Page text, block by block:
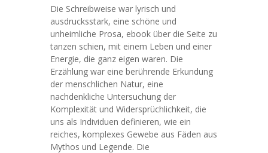
Die Schreibweise war lyrisch und
ausdrucksstark, eine schöne und
unheimliche Prosa, ebook über die Seite zu
tanzen schien, mit einem Leben und einer
Energie, die ganz eigen waren. Die
Erzählung war eine berührende Erkundung
der menschlichen Natur, eine
nachdenkliche Untersuchung der
Komplexität und Widersprüchlichkeit, die
uns als Individuen definieren, wie ein
reiches, komplexes Gewebe aus Fäden aus
Mythos und Legende. Die